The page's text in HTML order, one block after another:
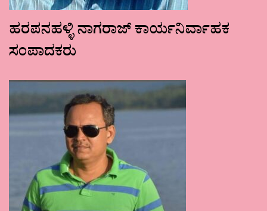
ಹರಪನಹಳ್ಳಿ ನಾಗರಾಜ್ ಕಾರ್ಯನಿರ್ವಾಹಕ
ಸಂಪಾದಕರು